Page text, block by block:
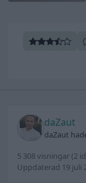
daZaut
daZaut
5 308 visningar (2
Uppdaterad 19 juli